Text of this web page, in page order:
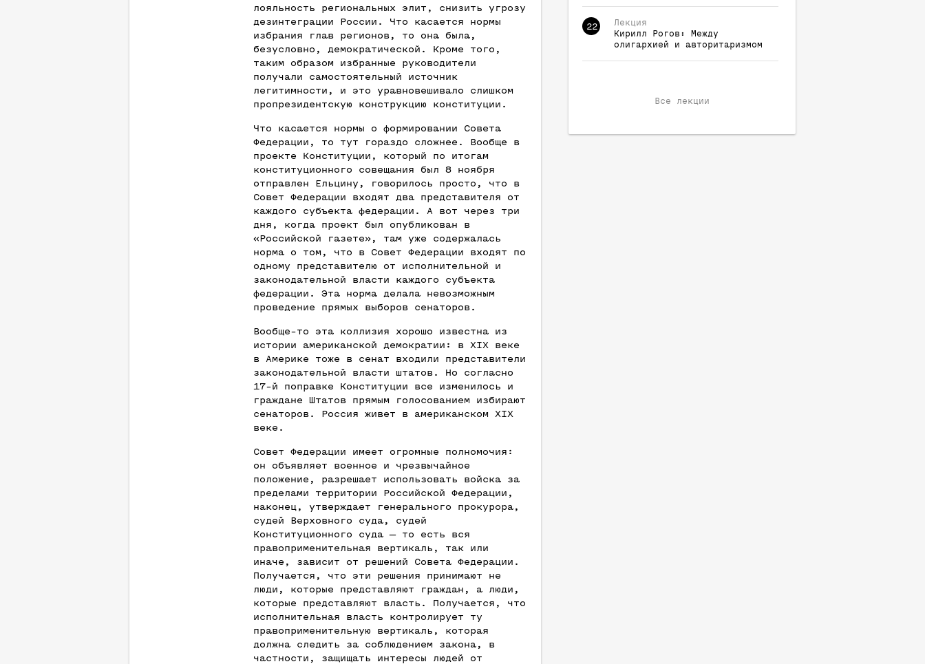
лояльность региональных элит, снизить угрозу
дезинтеграции России. Что касается нормы
избрания глав регионов, то она была,
безусловно, демократической. Кроме того,
таким образом избранные руководители
получали самостоятельный источник
легитимности, и это уравновешивало слишком
пропрезидентскую конструкцию конституции.
Что касается нормы о формировании Совета
Федерации, то тут гораздо сложнее. Вообще в
проекте Конституции, который по итогам
конституционного совещания был 8 ноября
отправлен Ельцину, говорилось просто, что в
Совет Федерации входят два представителя от
каждого субъекта федерации. А вот через три
дня, когда проект был опубликован в
«Российской газете», там уже содержалась
норма о том, что в Совет Федерации входят по
одному представителю от исполнительной и
законодательной власти каждого субъекта
федерации. Эта норма делала невозможным
проведение прямых выборов сенаторов.
Вообще-то эта коллизия хорошо известна из
истории американской демократии: в XIX веке
в Америке тоже в сенат входили представители
законодательной власти штатов. Но согласно
17-й поправке Конституции все изменилось и
граждане Штатов прямым голосованием избирают
сенаторов. Россия живет в американском XIX
веке.
Совет Федерации имеет огромные полномочия:
он объявляет военное и чрезвычайное
положение, разрешает использовать войска за
пределами территории Российской Федерации,
наконец, утверждает генерального прокурора,
судей Верховного суда, судей
Конституционного суда — то есть вся
правоприменительная вертикаль, так или
иначе, зависит от решений Совета Федерации.
Получается, что эти решения принимают не
люди, которые представляют граждан, а люди,
которые представляют власть. Получается, что
исполнительная власть контролирует ту
правоприменительную вертикаль, которая
должна следить за соблюдением закона, в
частности, защищать интересы людей от
22
Лекция
Кирилл
Рогов :
Между
олигархией и авторитаризмом
Все лекции